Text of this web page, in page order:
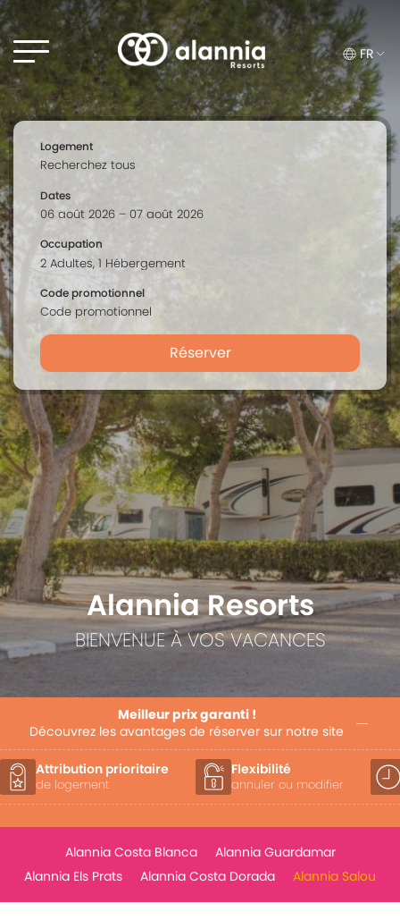
Alannia Resorts
BIENVENUE À VOS VACANCES
FR
Logement
Dates
Occupation
Code promotionnel
Réserver
Meilleur prix garanti !
Découvrez les avantages de réserver sur notre site
Attribution prioritaire
de logement
Flexibilité
annuler ou modifier
Alannia Costa Blanca
Alannia Guardamar
Alannia Els Prats
Alannia Costa Dorada Alannia Salou